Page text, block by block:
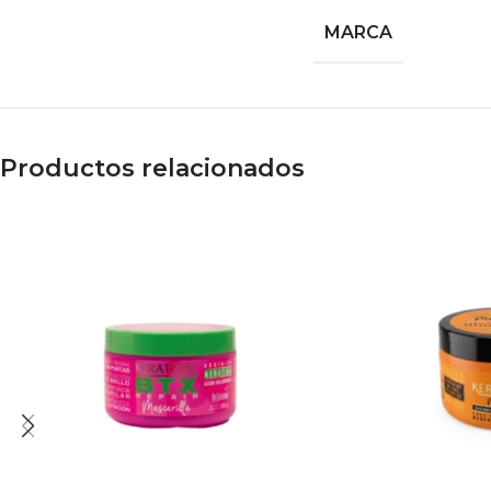
MARCA
Productos relacionados